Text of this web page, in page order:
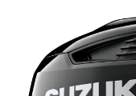
Moped / Scooter
Cross / Junior